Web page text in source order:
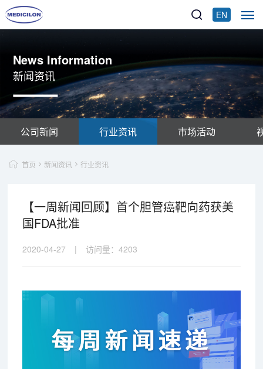
EN
News Information
新闻资讯
公司新闻 行业资讯 市场活动
首页 新闻资讯 行业资讯
【一周新闻回顾】首个胆管癌靶向药获美
国FDA批准
2020-04-27 | 访问量：4203